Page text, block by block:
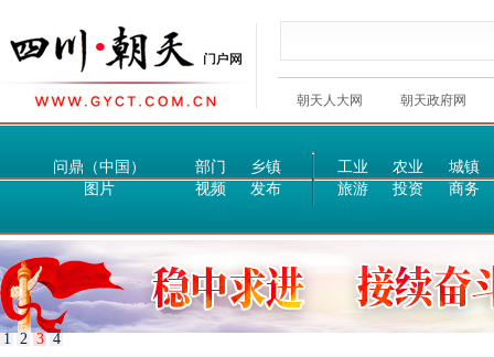
朝天人大网 朝天政府网
问鼎（中国） 部门
乡镇
图片
视频 发布
工业 农业
城镇
旅游
投资 商务
1 2 3 4